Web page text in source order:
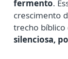
fermento.
crescimento
trecho bíblico
silenciosa,